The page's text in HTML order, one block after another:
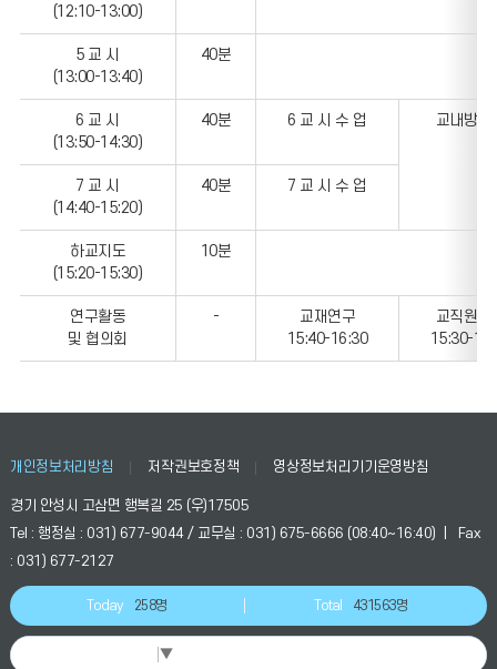
(12:10-13:00)
5 교 시
(13:00-13:40)
40분
6 교 시
(13:50-14:30)
40분 6 교 시 수 업 교내방과
7 교 시
(14:40-15:20)
40분 7 교 시 수 업
하교지도
(15:20-15:30)
10분
연구활동
및 협의회
-
교재연구
15:40-16:30
교직원연
15:30-
개인정보처리방침 저작권보호정책 영상정보처리기기운영방침
경기 안성시 고삼면 행복길 25 (우)17505
Tel : 행정실 : 031) 677-9044 / 교무실 : 031) 675-6666 (08:40~16:40) | Fax
: 031) 677-2127
Today 258명 Total 431563명
▼